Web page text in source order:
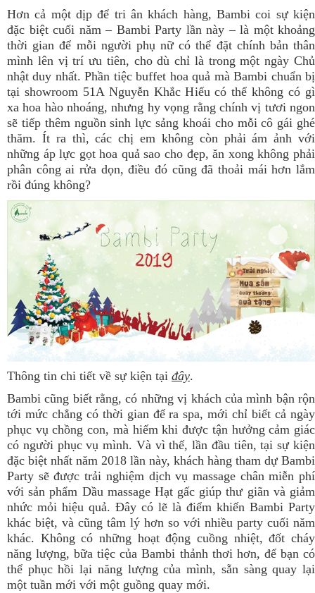
Hơn cả một dịp để tri ân khách hàng, Bambi coi sự kiện
đặc biệt cuối năm – Bambi Party lần này – là một khoảng
thời gian để mỗi người phụ nữ có thể đặt chính bản thân
mình lên vị trí ưu tiên, cho dù chỉ là trong một ngày Chủ
nhật duy nhất. Phần tiệc buffet hoa quả mà Bambi chuẩn bị
tại showroom 51A Nguyễn Khắc Hiếu có thể không có gì
xa hoa hào nhoáng, nhưng hy vọng rằng chính vị tươi ngon
sẽ tiếp thêm nguồn sinh lực sảng khoái cho mỗi cô gái ghé
thăm. Ít ra thì, các chị em không còn phải ám ảnh với
những áp lực gọt hoa quả sao cho đẹp, ăn xong không phải
phân công ai rửa dọn, điều đó cũng đã thoải mái hơn lắm
rồi đúng không?
Thông tin chi tiết về sự kiện tại đây.
Bambi cũng biết rằng, có những vị khách của mình bận rộn
tới mức chẳng có thời gian để ra spa, mới chỉ biết cả ngày
phục vụ chồng con, mà hiếm khi được tận hưởng cảm giác
có người phục vụ mình. Và vì thế, lần đầu tiên, tại sự kiện
đặc biệt nhất năm 2018 lần này, khách hàng tham dự Bambi
Party sẽ được trải nghiệm dịch vụ massage chân miễn phí
với sản phẩm Dầu massage Hạt gấc giúp thư giãn và giảm
nhức mỏi hiệu quả. Đây có lẽ là điểm khiến Bambi Party
khác biệt, và cũng tâm lý hơn so với nhiều party cuối năm
khác. Không có những hoạt động cuồng nhiệt, đốt cháy
năng lượng, bữa tiệc của Bambi thảnh thơi hơn, để bạn có
thể phục hồi lại năng lượng của mình, sẵn sàng quay lại
một tuần mới với một guồng quay mới.